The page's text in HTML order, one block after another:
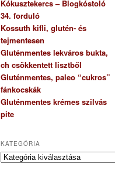
Kókusztekercs – Blogkóstoló
34. forduló
Kossuth kifli, glutén- és
tejmentesen
Gluténmentes lekváros bukta,
ch csökkentett lisztből
Gluténmentes, paleo “cukros”
fánkocskák
Gluténmentes krémes szilvás
pite
KATEGÓRIA
K